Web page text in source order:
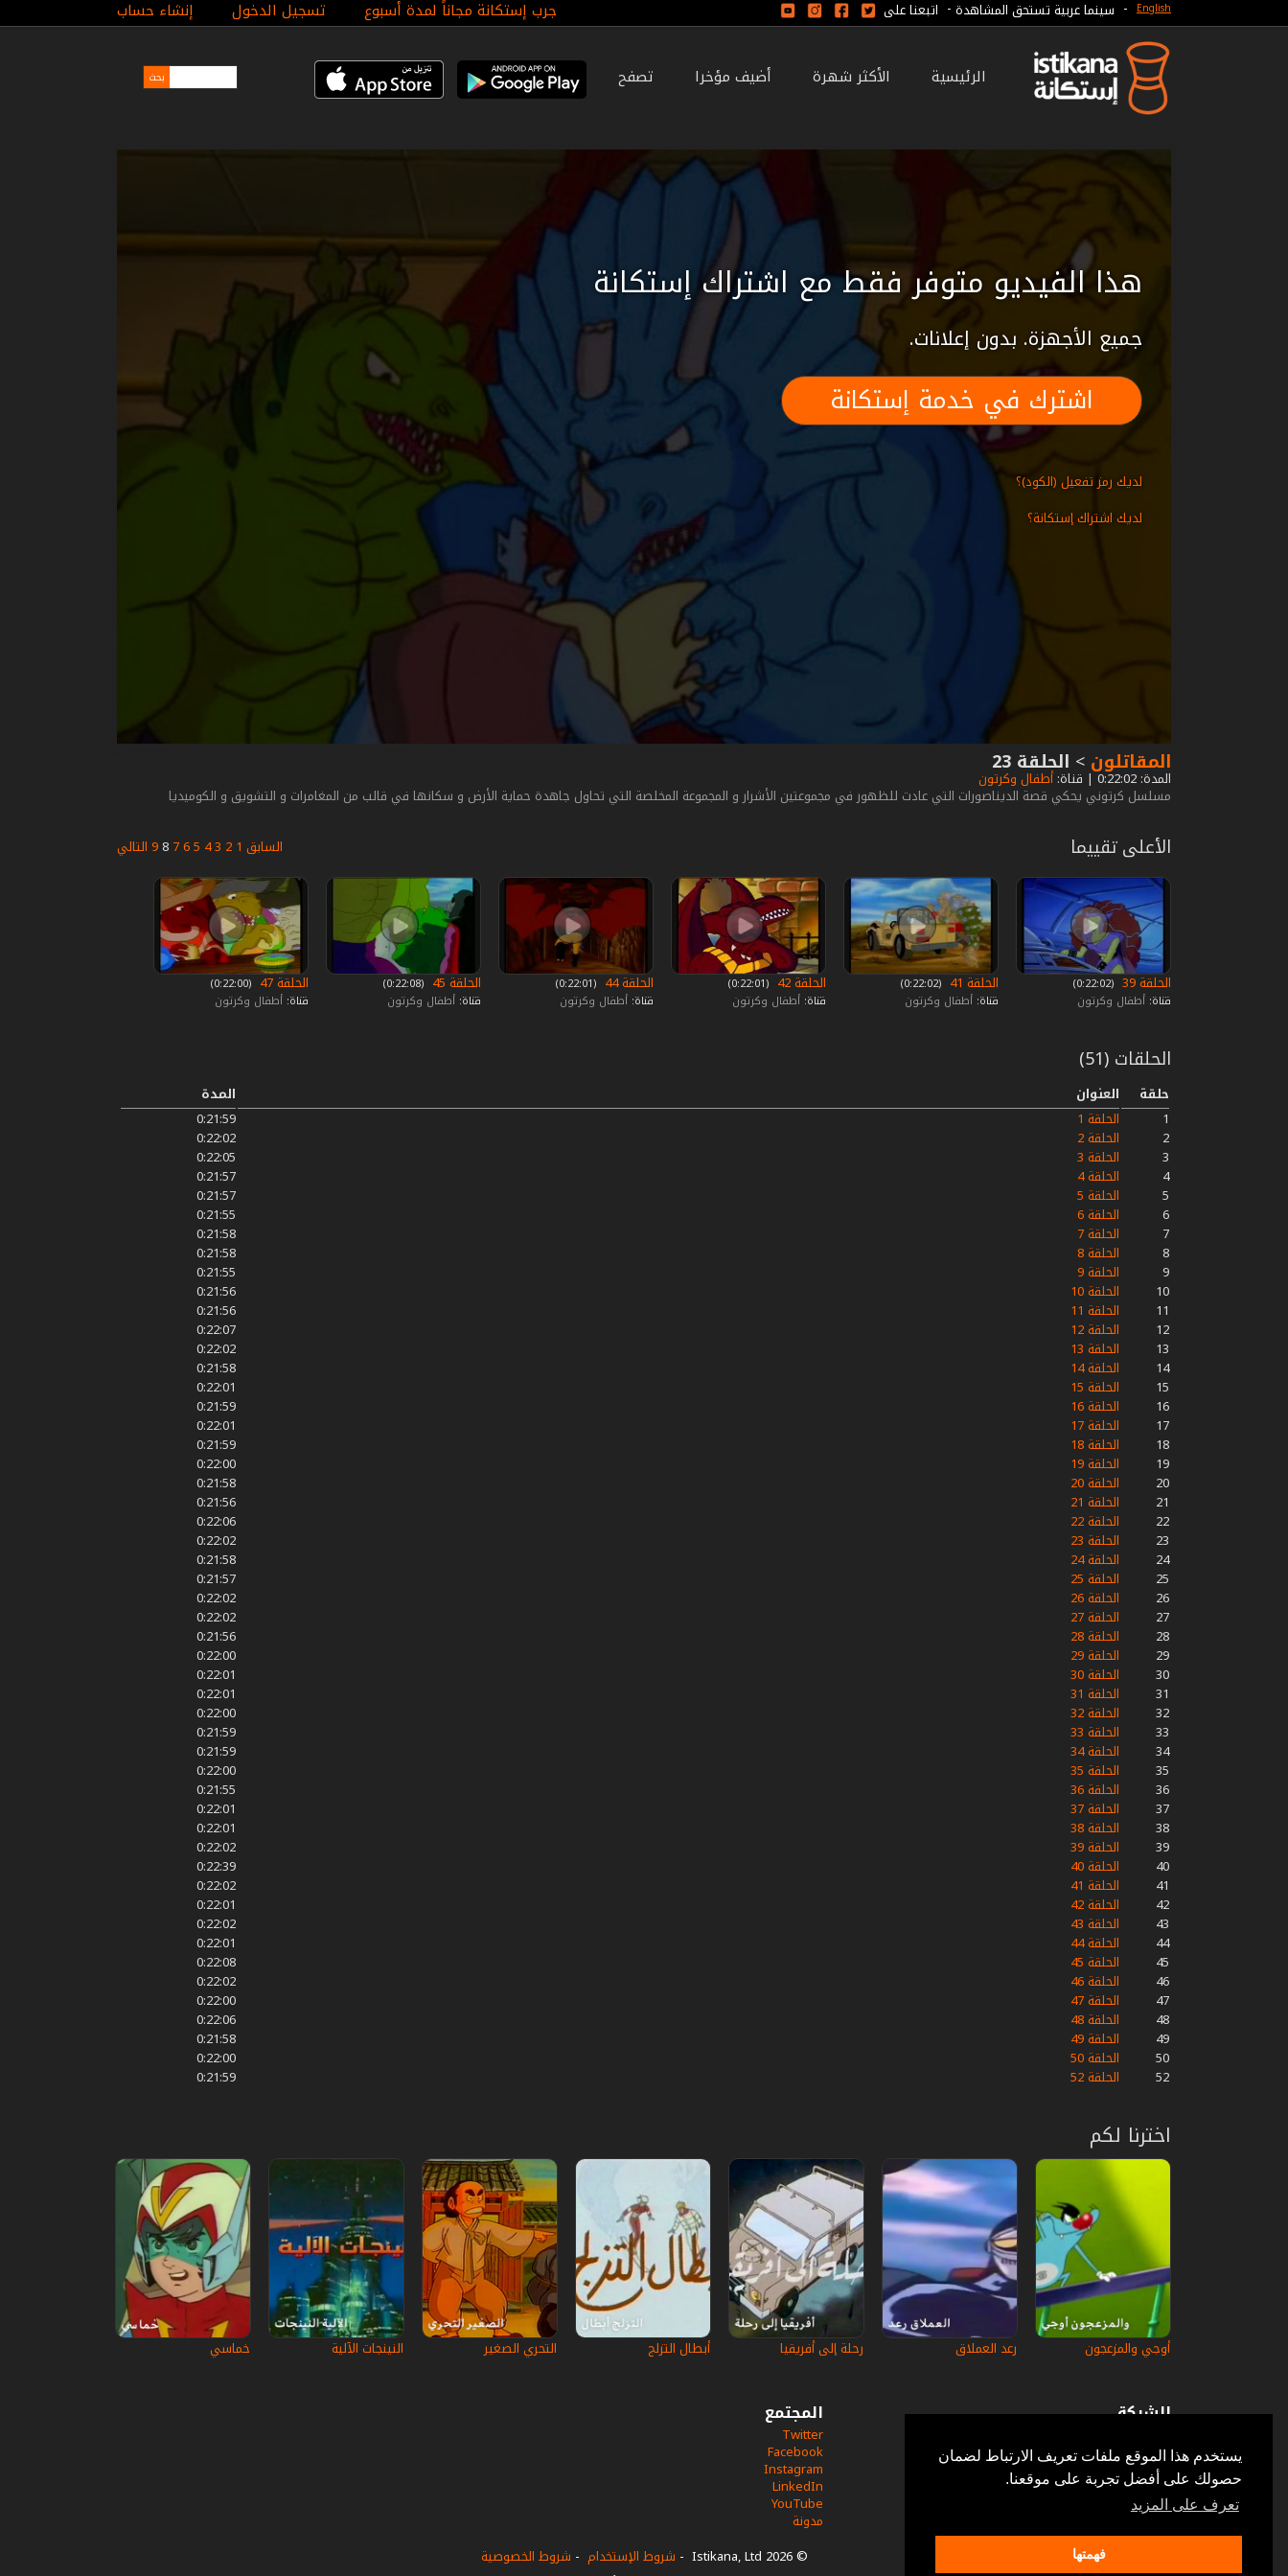
يستخدم هذا الموقع ملفات تعريف الارتباط لضمان
حصولك على أفضل تجربة على موقعنا.
تعرف على المزيد
فهمتها
جرب إستكانة مجاناً لمدة أسبوع تسجيل الدخول إنشاء حساب English
- سينما عربية تستحق المشاهدة - اتبعنا على
الرئيسية الأكثر شهرة أضيف مؤخرا تصفح
هذا الفيديو متوفر فقط مع اشتراك إستكانة
جميع الأجهزة. بدون إعلانات.
اشترك في خدمة إستكانة
لديك رمز تفعيل (الكود)؟
لديك اشتراك إستكانة؟
المقاتلون > الحلقة 23
المدة: 0:22:02 | قناة: أطفال وكرتون
مسلسل كرتوني يحكي قصة الديناصورات التي عادت للظهور في مجموعتين الأشرار و المجموعة المخلصة التي تحاول جاهدة حماية الأرض و سكانها في قالب من المغامرات و التشويق و الكوميديا
السابق 1
2
3
4
5
6
7
8
9 التالي الأعلى تقييما
الحلقة 39
‏ (0:22:02)
قناة: أطفال وكرتون
الحلقة 41
‏ (0:22:02)
قناة: أطفال وكرتون
الحلقة 42
‏ (0:22:01)
قناة: أطفال وكرتون
الحلقة 44
‏ (0:22:01)
قناة: أطفال وكرتون
الحلقة 45
‏ (0:22:08)
قناة: أطفال وكرتون
الحلقة 47
‏ (0:22:00)
قناة: أطفال وكرتون
الحلقات (51)
حلقة العنوان
المدة
1
الحلقة 1
0:21:59
2
الحلقة 2
0:22:02
3
الحلقة 3
0:22:05
4
الحلقة 4
0:21:57
5
الحلقة 5
0:21:57
6
الحلقة 6
0:21:55
7
الحلقة 7
0:21:58
8
الحلقة 8
0:21:58
9
الحلقة 9
0:21:55
10
الحلقة 10
0:21:56
11
الحلقة 11
0:21:56
12
الحلقة 12
0:22:07
13
الحلقة 13
0:22:02
14
الحلقة 14
0:21:58
15
الحلقة 15
0:22:01
16
الحلقة 16
0:21:59
17
الحلقة 17
0:22:01
18
الحلقة 18
0:21:59
19
الحلقة 19
0:22:00
20
الحلقة 20
0:21:58
21
الحلقة 21
0:21:56
22
الحلقة 22
0:22:06
23
الحلقة 23
0:22:02
24
الحلقة 24
0:21:58
25
الحلقة 25
0:21:57
26
الحلقة 26
0:22:02
27
الحلقة 27
0:22:02
28
الحلقة 28
0:21:56
29
الحلقة 29
0:22:00
30
الحلقة 30
0:22:01
31
الحلقة 31
0:22:01
32
الحلقة 32
0:22:00
33
الحلقة 33
0:21:59
34
الحلقة 34
0:21:59
35
الحلقة 35
0:22:00
36
الحلقة 36
0:21:55
37
الحلقة 37
0:22:01
38
الحلقة 38
0:22:01
39
الحلقة 39
0:22:02
40
الحلقة 40
0:22:39
41
الحلقة 41
0:22:02
42
الحلقة 42
0:22:01
43
الحلقة 43
0:22:02
44
الحلقة 44
0:22:01
45
الحلقة 45
0:22:08
46
الحلقة 46
0:22:02
47
الحلقة 47
0:22:00
48
الحلقة 48
0:22:06
49
الحلقة 49
0:21:58
50
الحلقة 50
0:22:00
52
الحلقة 52 0:21:59
اخترنا لكم
أوجي والمزعجون رعد العملاق رحلة إلى أفريقيا أبطال التزلج التحري الصغير النينجات الآلية خماسي
الشركة
أسئلة وأجوبة
في الإعلام
خدمة الزبائن
إتصل بنا
المجتمع
Twitter
Facebook
Instagram
LinkedIn
YouTube
مدونة
© 2026 Istikana, Ltd
- شروط الإستخدام - شروط الخصوصية